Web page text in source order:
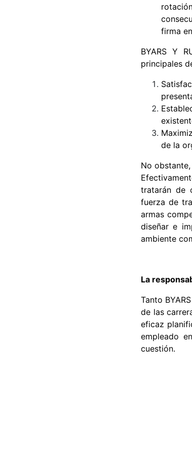
firma
BYARS Y
principales
de la
No
tratarán de
fuerza de
armas
diseñar e
ambiente
La
Tanto
de las
eficaz
empleado
cuestión.